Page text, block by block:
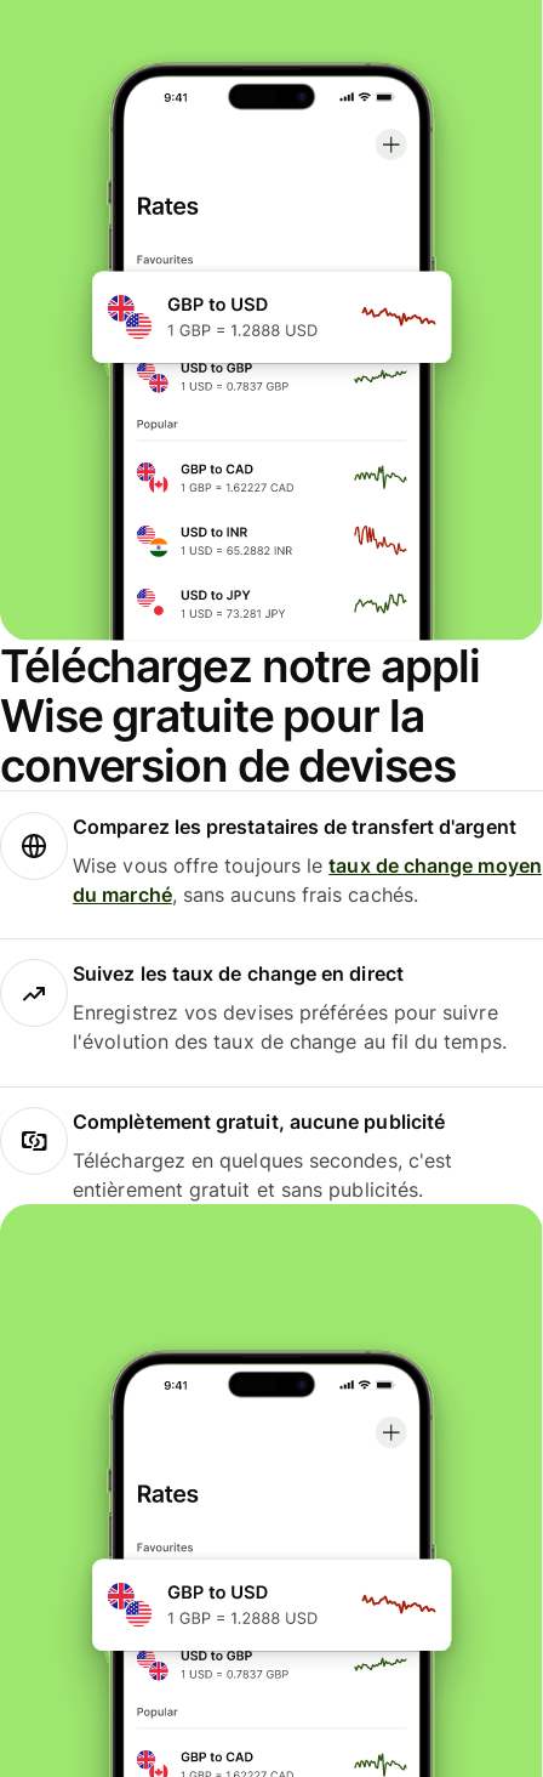
Téléchargez notre appli
Wise gratuite pour la
conversion de devises
Comparez les prestataires de transfert d'argent
Wise vous offre toujours letaux de change moyen
du marché, sans aucuns frais cachés.
Suivez les taux de change en direct
Enregistrez vos devises préférées pour suivre
l'évolution des taux de change au fil du temps.
Complètement gratuit, aucune publicité
Téléchargez en quelques secondes, c'est
entièrement gratuit et sans publicités.